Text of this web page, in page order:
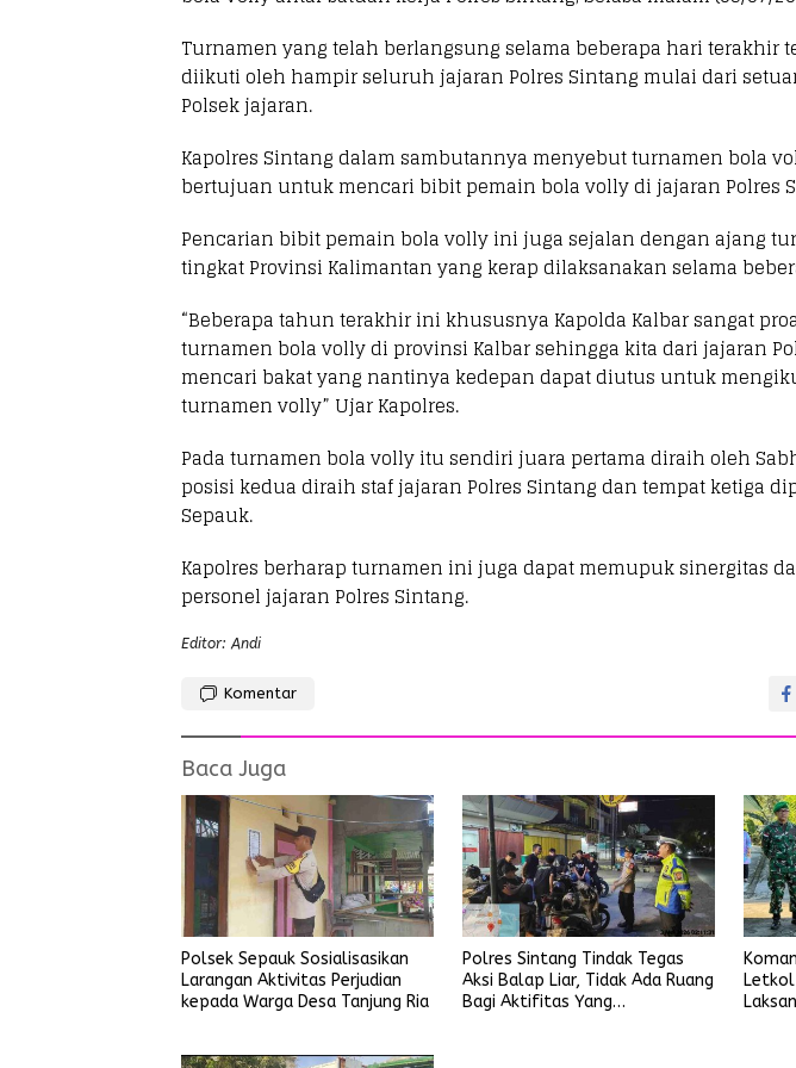
Turnamen yang telah berlangsung selama beberapa hari terakhir
diikuti oleh hampir seluruh jajaran Polres Sintang mulai dari
Polsek jajaran.
Kapolres Sintang dalam sambutannya menyebut turnamen bola
bertujuan untuk mencari bibit pemain bola volly di jajaran Polres
Pencarian bibit pemain bola volly ini juga sejalan dengan ajang
tingkat Provinsi Kalimantan yang kerap dilaksanakan selama
“Beberapa tahun terakhir ini khususnya Kapolda Kalbar sangat
turnamen bola volly di provinsi Kalbar sehingga kita dari jajaran
mencari bakat yang nantinya kedepan dapat diutus untuk
turnamen volly” Ujar Kapolres.
Pada turnamen bola volly itu sendiri juara pertama diraih oleh
posisi kedua diraih staf jajaran Polres Sintang dan tempat ketiga
Sepauk.
Kapolres berharap turnamen ini juga dapat memupuk sinergitas
personel jajaran Polres Sintang.
Editor: Andi
Komentar
Baca Juga
Polsek Sepauk Sosialisasikan
Larangan Aktivitas Perjudian
kepada Warga Desa Tanjung Ria
Polres Sintang Tindak Tegas
Aksi Balap Liar, Tidak Ada Ruang
Bagi Aktifitas Yang